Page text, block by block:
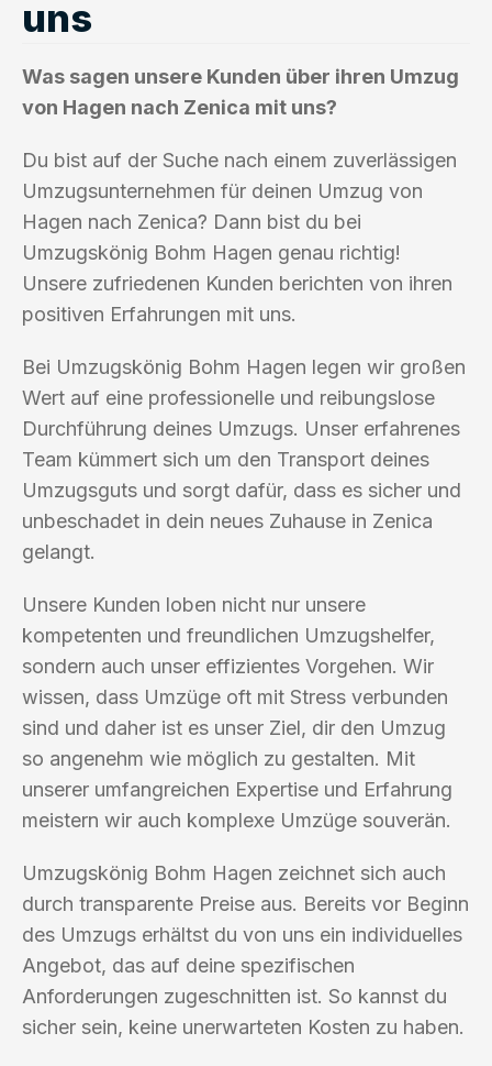
uns
Was sagen unsere Kunden über ihren Umzug
von Hagen nach Zenica mit uns?
Du bist auf der Suche nach einem zuverlässigen
Umzugsunternehmen für deinen Umzug von
Hagen nach Zenica? Dann bist du bei
Umzugskönig Bohm Hagen genau richtig!
Unsere zufriedenen Kunden berichten von ihren
positiven Erfahrungen mit uns.
Bei Umzugskönig Bohm Hagen legen wir großen
Wert auf eine professionelle und reibungslose
Durchführung deines Umzugs. Unser erfahrenes
Team kümmert sich um den Transport deines
Umzugsguts und sorgt dafür, dass es sicher und
unbeschadet in dein neues Zuhause in Zenica
gelangt.
Unsere Kunden loben nicht nur unsere
kompetenten und freundlichen Umzugshelfer,
sondern auch unser effizientes Vorgehen. Wir
wissen, dass Umzüge oft mit Stress verbunden
sind und daher ist es unser Ziel, dir den Umzug
so angenehm wie möglich zu gestalten. Mit
unserer umfangreichen Expertise und Erfahrung
meistern wir auch komplexe Umzüge souverän.
Umzugskönig Bohm Hagen zeichnet sich auch
durch transparente Preise aus. Bereits vor Beginn
des Umzugs erhältst du von uns ein individuelles
Angebot, das auf deine spezifischen
Anforderungen zugeschnitten ist. So kannst du
sicher sein, keine unerwarteten Kosten zu haben.